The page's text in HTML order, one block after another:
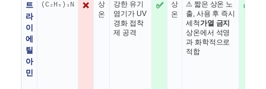
트
라
이
에
틸
아
민
(C₂H₅)₃N ❌
상
온
강한 유기
염기가 UV
경화 접착
제 공격
✅
상
온
⚠ 짧은 상온 노
출, 사용 후 즉시
세척가열 금지
상온에서 석영
과 화학적으로
적합
✅